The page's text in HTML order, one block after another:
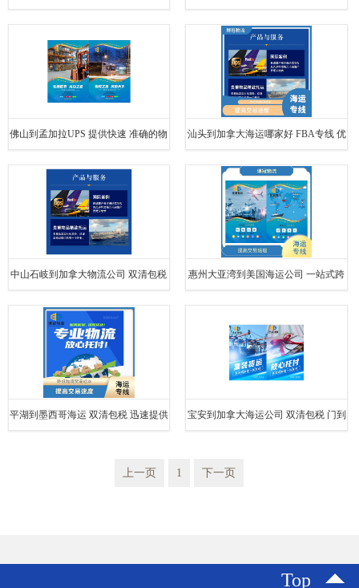
佛山到孟加拉UPS 提供快速 准确的物 汕头到加拿大海运哪家好 FBA专线 优
化运输成本
中山石岐到加拿大物流公司 双清包税
FBA专线
惠州大亚湾到美国海运公司 一站式跨
平湖到墨西哥海运 双清包税 迅速提供 宝安到加拿大海运公司 双清包税 门到
上一页 1 下一页
Top